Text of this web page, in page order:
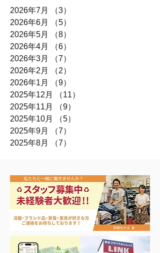
2026年7月 （3）
2026年6月
（5）
2026年5月
（8）
2026年4月
（6）
2026年3月
（7）
2026年2月
（2）
2026年1月
（9）
2025年12月
（11）
2025年11月
（9）
2025年10月
（5）
2025年9月
（7）
2025年8月
（7）